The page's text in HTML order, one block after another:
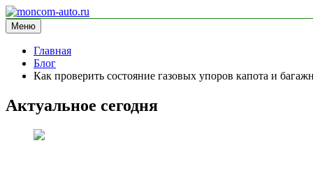
Перейти
к
содержимому
moncom-auto.ru
блог про автомобили
Меню
Главная
Блог
Как проверить состояние газовых упоров капота и
Актуальное сегодня